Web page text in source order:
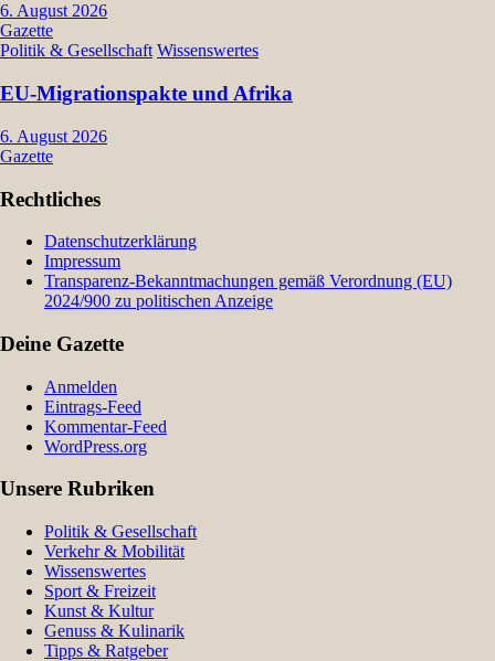
6. August 2026
Gazette
Politik & Gesellschaft Wissenswertes
EU-Migrationspakte und Afrika
6. August 2026
Gazette
Rechtliches
Datenschutzerklärung
Impressum
Transparenz-Bekanntmachungen gemäß Verordnung (EU)
2024/900 zu politischen Anzeige
Deine Gazette
Anmelden
Eintrags-Feed
Kommentar-Feed
WordPress.org
Unsere Rubriken
Politik & Gesellschaft
Verkehr & Mobilität
Wissenswertes
Sport & Freizeit
Kunst & Kultur
Genuss & Kulinarik
Tipps & Ratgeber